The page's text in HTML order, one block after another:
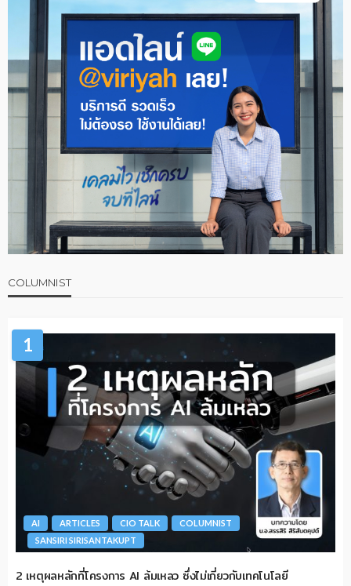
COLUMNIST
1
AI ARTICLES CIO TALK
COLUMNIST
SANSIRI SIRISANTAKUPT
2 เหตุผลหลักที่โครงการ AI ล้มเหลว ซึ่งไม่เกี่ยวกับเทคโนโลยี